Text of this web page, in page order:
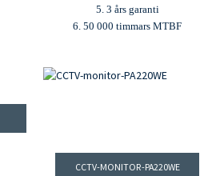
5. 3 års garanti
6. 50 000 timmars MTBF
CCTV-MONITOR-PA220WE